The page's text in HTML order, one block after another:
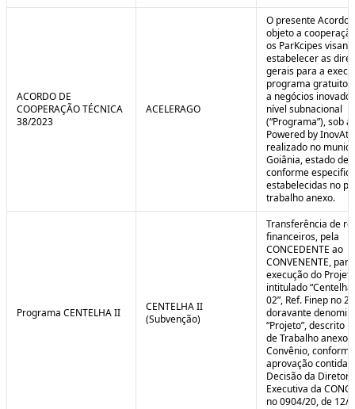
ACORDO DE
COOPERAÇÃO TÉCNICA
38/2023
ACELERAGO
O presente Acordo
objeto a
os ParKcipes
estabelecer as
gerais para a
programa gratuito
a negócios
nível subnacional
(“Programa”), sob
Powered by
realizado no
Goiânia, estado de
conforme
estabelecidas no
trabalho anexo.
Programa CENTELHA II
CENTELHA II
(Subvenção)
Transferência de
financeiros, pela
CONCEDENTE ao
CONVENENTE,
execução do Projeto
intitulado
02”, Ref. Finep no
doravante
“Projeto”, descrito
de Trabalho anexo
Convênio, conforme
aprovação contida
Decisão da
Executiva da
no 0904/20, de 12/